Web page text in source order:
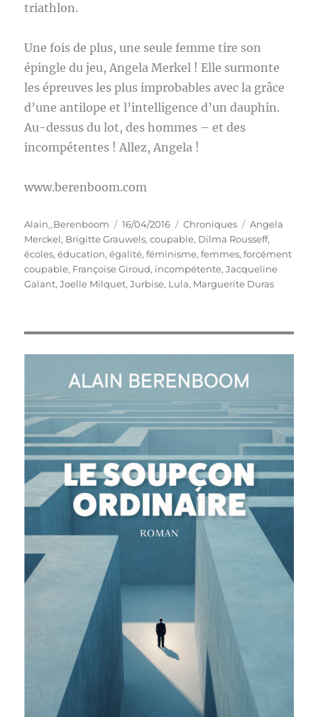
triathlon.
Une fois de plus, une seule femme tire son
épingle du jeu, Angela Merkel ! Elle surmonte
les épreuves les plus improbables avec la grâce
d’une antilope et l’intelligence d’un dauphin.
Au-dessus du lot, des hommes – et des
incompétentes ! Allez, Angela !
www.berenboom.com
Auteur
Alain_Berenboom
Publié
le
16/04/2016 Catégories
Chroniques Étiquettes
Angela
Merckel, Brigitte Grauwels,coupable, Dilma Rousseff,
écoles,éducation,égalité,féminisme,femmes,forcément
coupable, Françoise Giroud, incompétente,Jacqueline
Galant,Joelle Milquet,Jurbise, Lula, Marguerite Duras